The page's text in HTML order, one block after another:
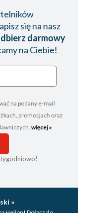
się na nasz
darmowy
na Ciebie!
na podany e-mail
promocjach oraz
więcej »
»